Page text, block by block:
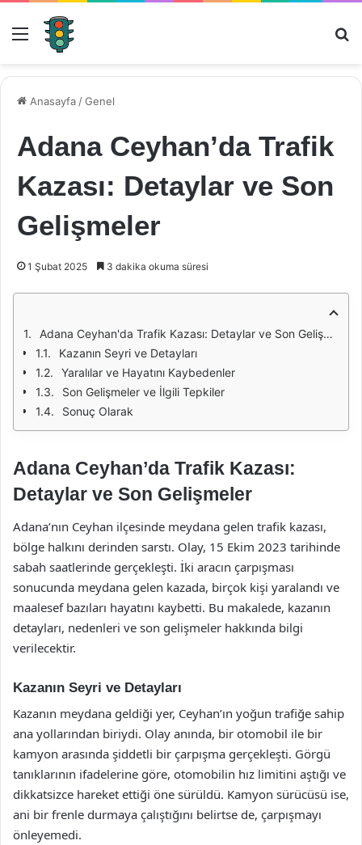
Menü
Anasayfa /Genel
Adana Ceyhan’da Trafik
Kazası: Detaylar ve Son
Gelişmeler
1 Şubat 2025 3 dakika okuma süresi
Adana Ceyhan'da Trafik Kazası: Detaylar ve Son Gelişmeler
Kazanın Seyri ve Detayları
Yaralılar ve Hayatını Kaybedenler
Son Gelişmeler ve İlgili Tepkiler
Sonuç Olarak
Adana Ceyhan’da Trafik Kazası:
Detaylar ve Son Gelişmeler
Adana’nın Ceyhan ilçesinde meydana gelen trafik kazası,
bölge halkını derinden sarstı. Olay, 15 Ekim 2023 tarihinde
sabah saatlerinde gerçekleşti. İki aracın çarpışması
sonucunda meydana gelen kazada, birçok kişi yaralandı ve
maalesef bazıları hayatını kaybetti. Bu makalede, kazanın
detayları, nedenleri ve son gelişmeler hakkında bilgi
verilecektir.
Kazanın Seyri ve Detayları
Kazanın meydana geldiği yer, Ceyhan’ın yoğun trafiğe sahip
ana yollarından biriydi. Olay anında, bir otomobil ile bir
kamyon arasında şiddetli bir çarpışma gerçekleşti. Görgü
tanıklarının ifadelerine göre, otomobilin hız limitini aştığı ve
dikkatsizce hareket ettiği öne sürüldü. Kamyon sürücüsü ise,
ani bir frenle durmaya çalıştığını belirtse de, çarpışmayı
önleyemedi.